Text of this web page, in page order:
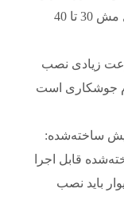
اجرت نصب کمتری دارند، قیمت وال مش 30 تا 40
زیادی نصب
جوشکاری است
پیش ساخته‌شده:
قابل اجرا
باید نصب